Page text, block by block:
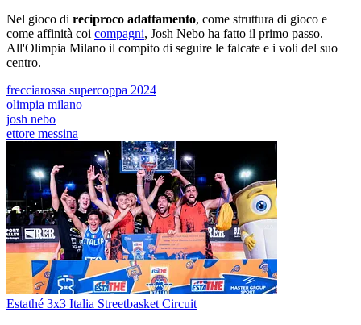
Nel gioco di reciproco adattamento, come struttura di gioco e
come affinità coi compagni, Josh Nebo ha fatto il primo passo.
All'Olimpia Milano il compito di seguire le falcate e i voli del suo
centro.
frecciarossa supercoppa 2024
olimpia milano
josh nebo
ettore messina
Estathé 3x3 Italia Streetbasket Circuit